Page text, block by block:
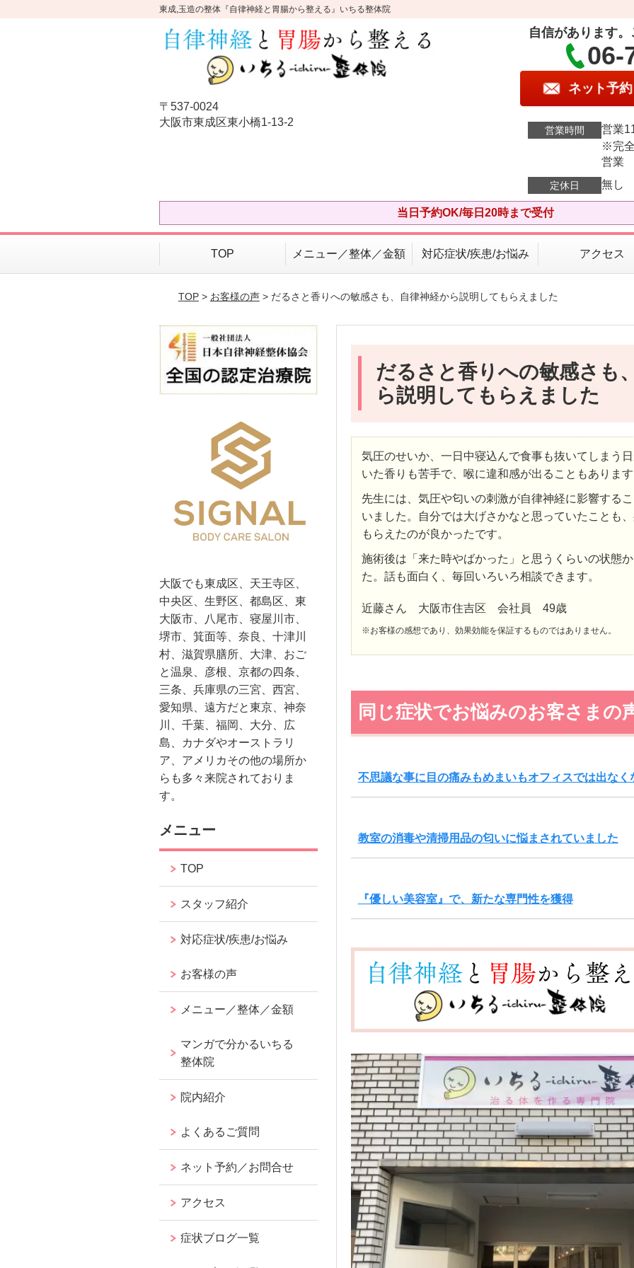
東成,玉造の整体『自律神経と胃腸から整える』いちる整体院
〒537-0024
大阪市東成区東小橋1-13-2
自信があります
06-
ネット予約
営業時間
営業
※完
営業
定休日 無し
当日予約OK/毎日20時まで受付
TOP メニュー／整体／金額 対応症状/疾患/お悩み アクセス
TOP> お客様の声> だるさと香りへの敏感さも、自律神経から説明してもらえました
だるさと香りへの敏感さも
ら説明してもらえました
気圧のせいか、一日中寝込んで食事も抜いてしまう
いた香りも苦手で、喉に違和感が出ることもあります
先生には、気圧や匂いの刺激が自律神経に影響する
いました。自分では大げさかなと思っていたことも
もらえたのが良かったです。
施術後は「来た時やばかった」と思うくらいの状態
た。話も面白く、毎回いろいろ相談できます。
近藤さん 大阪市住吉区 会社員 49歳
※お客様の感想であり、効果効能を保証するものではありません。
同じ症状でお悩みのお客さまの
不思議な事に目の痛みもめまいもオフィスでは出なく
教室の消毒や清掃用品の匂いに悩まされていました
『優しい美容室』で、新たな専門性を獲得
大阪でも東成区、天王寺区、
中央区、生野区、都島区、東
大阪市、八尾市、寝屋川市、
堺市、箕面等、奈良、十津川
村、滋賀県膳所、大津、おご
と温泉、彦根、京都の四条、
三条、兵庫県の三宮、西宮、
愛知県、遠方だと東京、神奈
川、千葉、福岡、大分、広
島、カナダやオーストラリ
ア、アメリカその他の場所か
らも多々来院されておりま
す。
メニュー
TOP
スタッフ紹介
対応症状/疾患/お悩み
お客様の声
メニュー／整体／金額
マンガで分かるいちる
整体院
院内紹介
よくあるご質問
ネット予約／お問合せ
アクセス
症状ブログ一覧